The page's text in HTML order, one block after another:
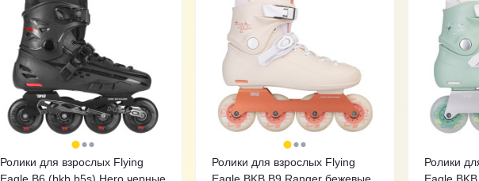
Ролики для взрослых Flying
Eagle B6 (bkb b5s) Hero черные
Ролики для взрослых Flying
Eagle BKB B9 Ranger бежевые
Ролики
Eagle